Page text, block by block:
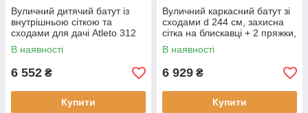
Вуличний дитячий батут із
внутрішньою сіткою та
сходами для дачі Atleto 312
см чорний
В наявності
6 552 ₴
Купити
Вуличний каркасний батут зі
сходами d 244 см, захисна
сітка на блискавці + 2 пряжки,
оцинкований каркас, синій
В наявності
6 929 ₴
Купити